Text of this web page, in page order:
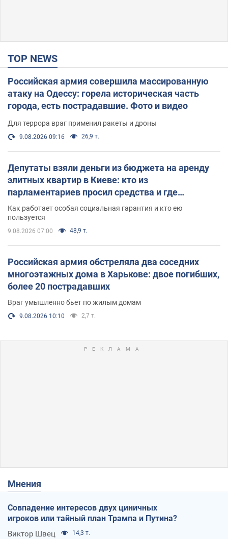
TOP NEWS
Российская армия совершила массированную
атаку на Одессу: горела историческая часть
города, есть пострадавшие. Фото и видео
Для террора враг применил ракеты и дроны
9.08.2026 09:16 26,9 т.
Депутаты взяли деньги из бюджета на аренду
элитных квартир в Киеве: кто из
парламентариев просил средства и где
поселился
Как работает особая социальная гарантия и кто ею
пользуется
9.08.2026 07:00 48,9 т.
Российская армия обстреляла два соседних
многоэтажных дома в Харькове: двое погибших,
более 20 пострадавших
Враг умышленно бьет по жилым домам
9.08.2026 10:10 2,7 т.
Мнения
Совпадение интересов двух циничных
игроков или тайный план Трампа и Путина?
Виктор Швец 14,3 т.